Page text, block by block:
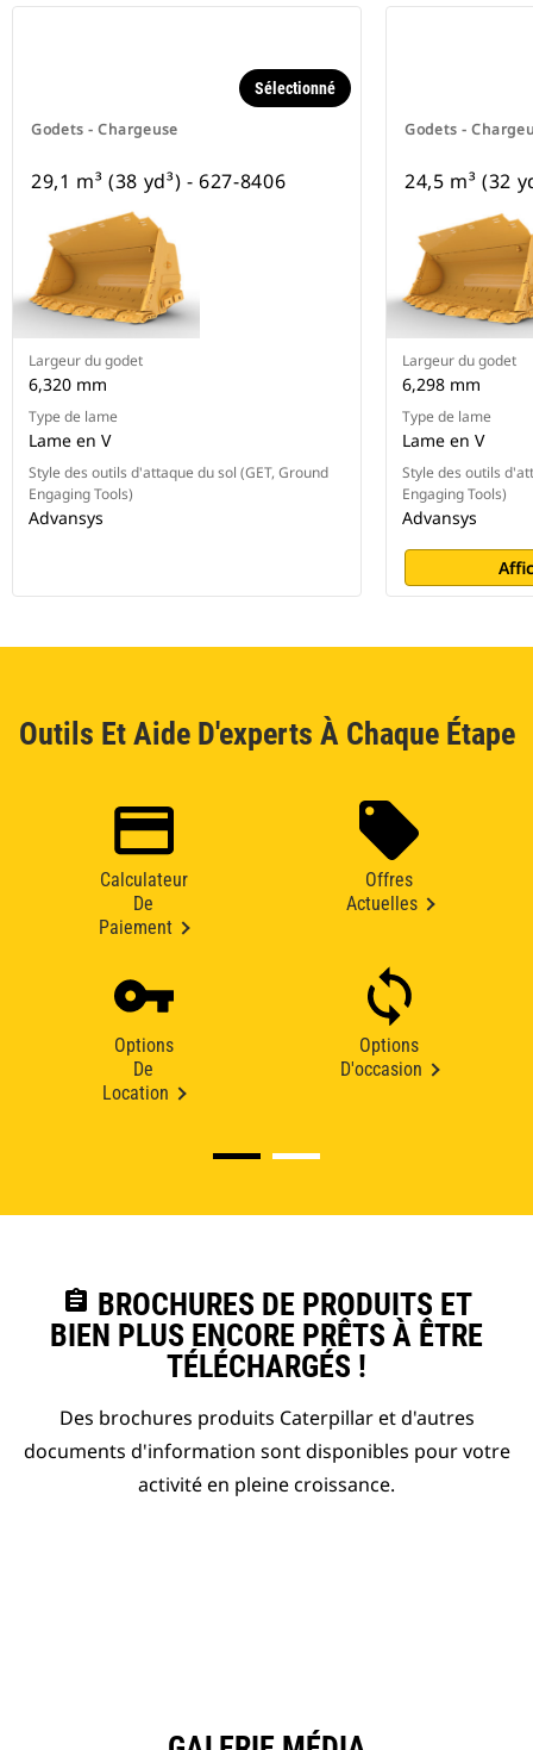
Godets - Chargeuse
Sélectionné
29,1 m³ (38 yd³) - 627-8406
Largeur du godet
6,320 mm
Type de lame
Lame en V
Style des outils d'attaque du sol (GET, Ground
Engaging Tools)
Advansys
Godets -
24,5 m³ (32
Largeur du godet
6,298 mm
Type de lame
Lame en V
Style des outils
Engaging Tools)
Advansys
Outils Et Aide D'experts À Chaque Étape
Calculateur
De
Paiement
Offres
Actuelles
Options
De
Location
Options
D'occasion
assignment BROCHURES DE PRODUITS ET
BIEN PLUS ENCORE PRÊTS À ÊTRE
TÉLÉCHARGÉS !
Des brochures produits Caterpillar et d'autres
documents d'information sont disponibles pour votre
activité en pleine croissance.